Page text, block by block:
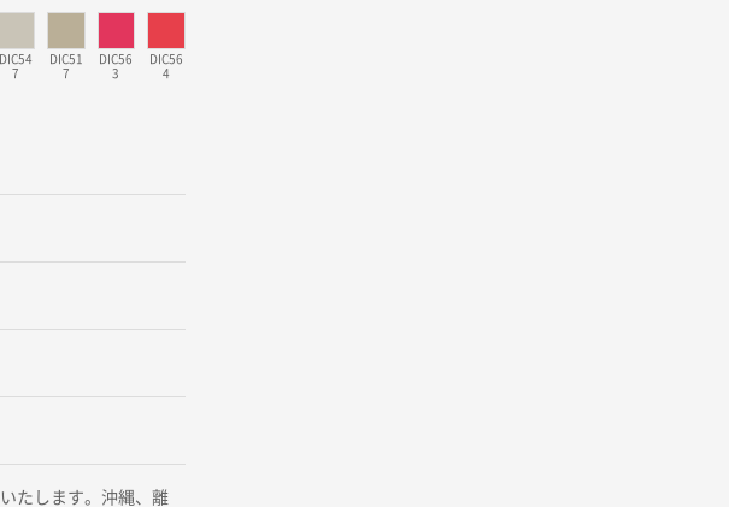
DIC54
7
DIC51
7
DIC56
3
DIC56
4
たします。沖縄、離